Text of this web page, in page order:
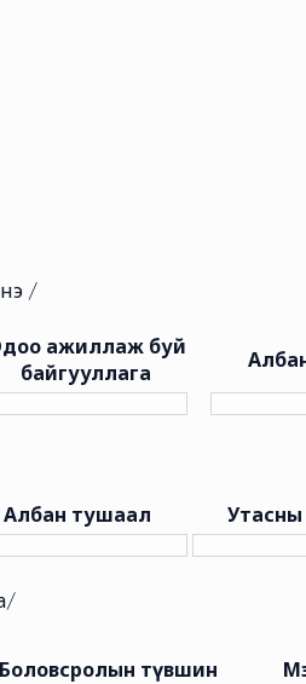
/
ажиллаж буй
байгууллага
Албан тушаал Утасны
Боловсролын түвшин